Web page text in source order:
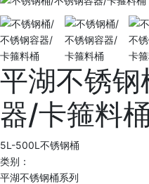
平湖不锈
器/卡箍料桶
5L-500L不锈钢桶
类别：
平湖不锈钢桶系列